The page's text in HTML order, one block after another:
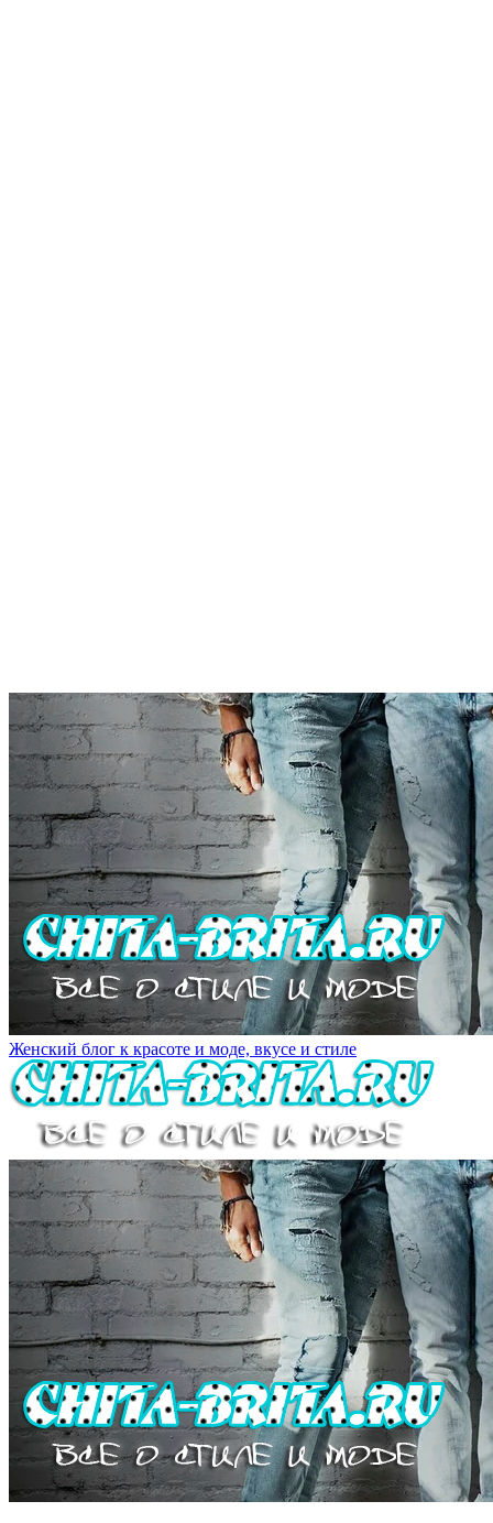
Женский блог к красоте и моде, вкусе и стиле